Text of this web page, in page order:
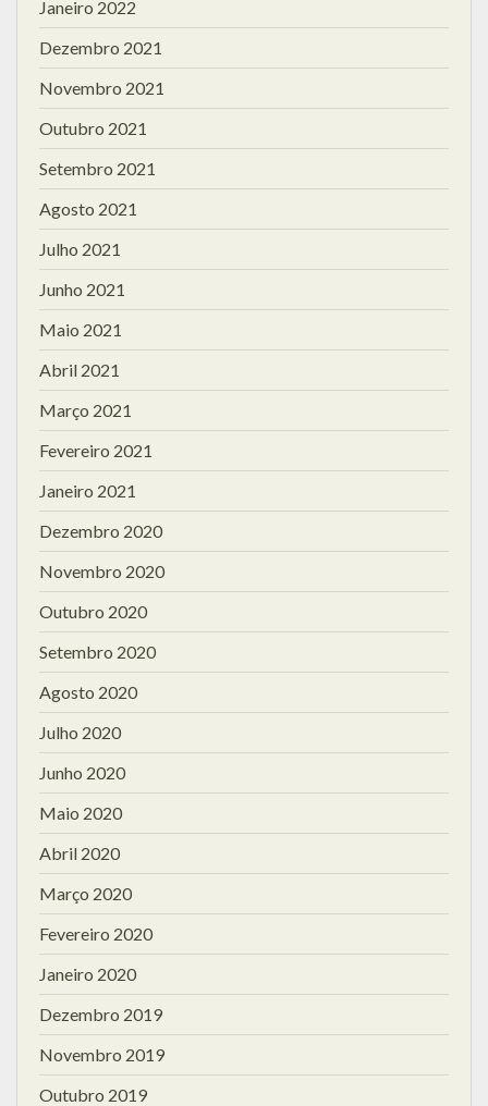
Janeiro 2022
Dezembro 2021
Novembro 2021
Outubro 2021
Setembro 2021
Agosto 2021
Julho 2021
Junho 2021
Maio 2021
Abril 2021
Março 2021
Fevereiro 2021
Janeiro 2021
Dezembro 2020
Novembro 2020
Outubro 2020
Setembro 2020
Agosto 2020
Julho 2020
Junho 2020
Maio 2020
Abril 2020
Março 2020
Fevereiro 2020
Janeiro 2020
Dezembro 2019
Novembro 2019
Outubro 2019